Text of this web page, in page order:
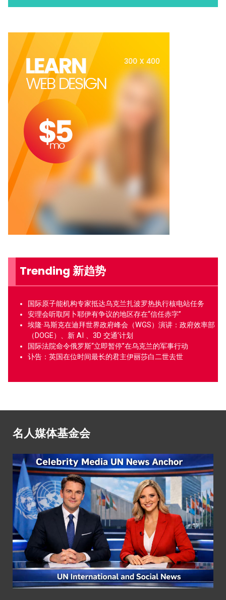
Trending 新趋势
国际原子能机构专家抵达乌克兰扎波罗热执行核电站任务
安理会听取阿卜耶伊有争议的地区存在“信任赤字”
埃隆·马斯克在迪拜世界政府峰会（WGS）演讲：政府效率部
（DOGE）、新 AI 、3D 交通’计划
国际法院命令俄罗斯“立即暂停”在乌克兰的军事行动
讣告：英国在位时间最长的君主伊丽莎白二世去世
名人媒体基金会